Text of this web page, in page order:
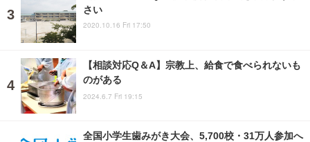
さい
2020.10.16 Fri 17:50
【相談対応Q＆A】宗教上、給食で食べられないも
のがある
2024.6.7 Fri 19:15
全国小学生歯みがき大会、5,700校・31万人参加へ